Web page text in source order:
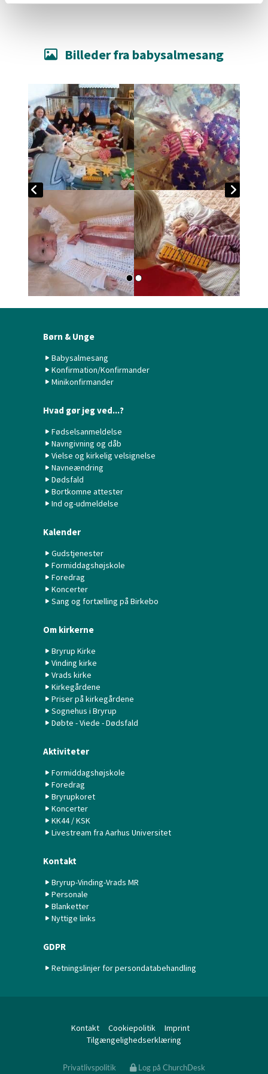
 Billeder fra babysalmesang
Børn & Unge
Babysalmesang
Konfirmation/Konfirmander
Minikonfirmander
Hvad gør jeg ved...?
Fødselsanmeldelse
Navngivning og dåb
Vielse og kirkelig velsignelse
Navneændring
Dødsfald
Bortkomne attester
Ind og-udmeldelse
Kalender
Gudstjenester
Formiddagshøjskole
Foredrag
Koncerter
Sang og fortælling på Birkebo
Om kirkerne
Bryrup Kirke
Vinding kirke
Vrads kirke
Kirkegårdene
Priser på kirkegårdene
Sognehus i Bryrup
Døbte - Viede - Dødsfald
Aktiviteter
Formiddagshøjskole
Foredrag
Bryrupkoret
Koncerter
KK44 / KSK
Livestream fra Aarhus Universitet
Kontakt
Bryrup-Vinding-Vrads MR
Personale
Blanketter
Nyttige links
GDPR
Retningslinjer for persondatabehandling
Kontakt Cookiepolitik
Imprint
Tilgængelighedserklæring
Privatlivspolitik Log på ChurchDesk